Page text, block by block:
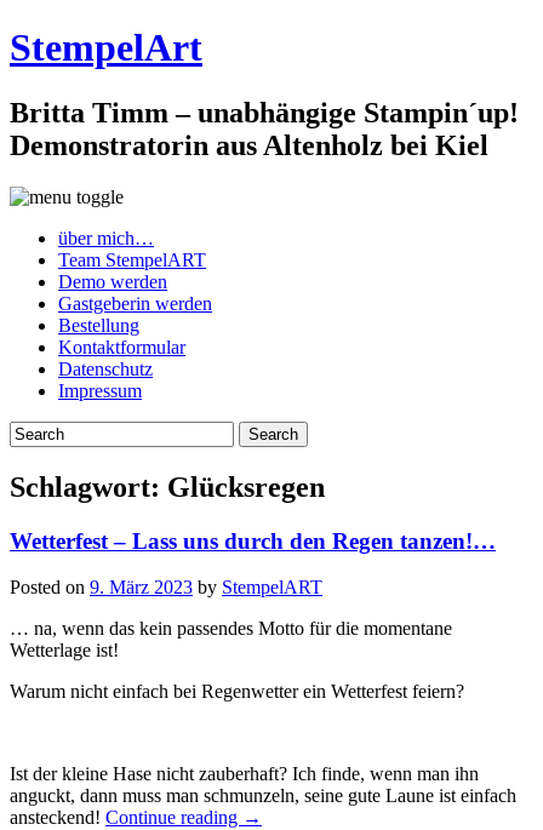
StempelArt
Britta Timm – unabhängige Stampin´up!
Demonstratorin aus Altenholz bei Kiel
über mich…
Team StempelART
Demo werden
Gastgeberin werden
Bestellung
Kontaktformular
Datenschutz
Impressum
Schlagwort: Glücksregen
Wetterfest – Lass uns durch den Regen tanzen!…
Posted on 9. März 2023 by StempelART
… na, wenn das kein passendes Motto für die momentane
Wetterlage ist!
Warum nicht einfach bei Regenwetter ein Wetterfest feiern?
Ist der kleine Hase nicht zauberhaft? Ich finde, wenn man ihn
anguckt, dann muss man schmunzeln, seine gute Laune ist einfach
ansteckend! Continue reading „Wetterfest
→